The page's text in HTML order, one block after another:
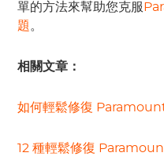
單的方法來幫助您克服
題。
相關文章：
如何輕鬆修復
12 種輕鬆修復